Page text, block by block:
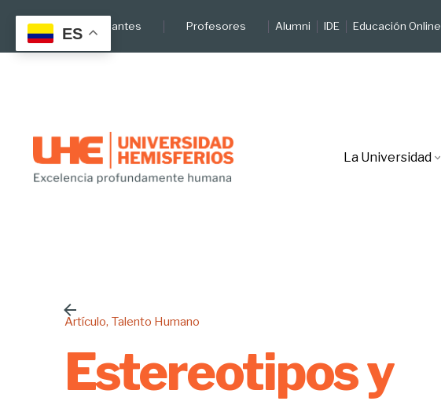
content
Estudiantes Profesores Alumni IDE Educación Online
La Universidad
Artículo Talento Humano
Estereotipos y
ES